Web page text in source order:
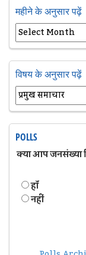
महीने के अनुसार पढ़ें
विषय के अनुसार पढ़ें
POLLS
क्या आप जनसंख्या
हॉं
नहीं